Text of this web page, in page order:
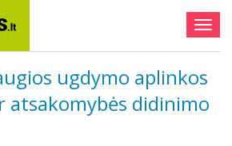
ugdymo aplinkos
didinimo